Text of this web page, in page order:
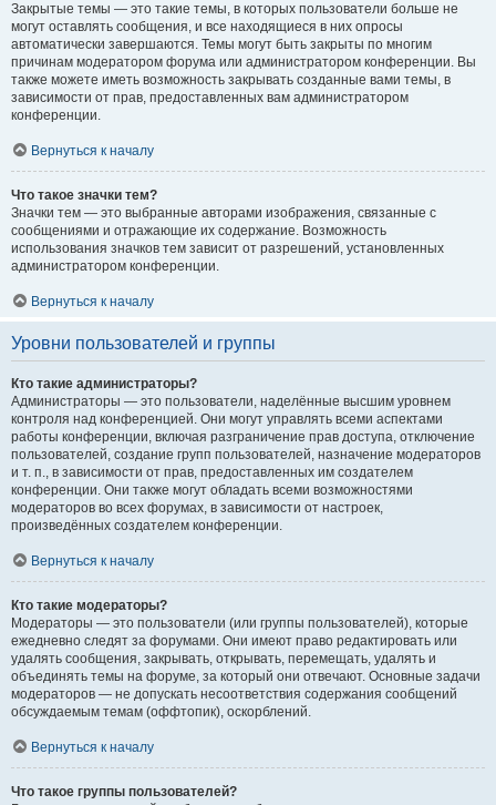
Закрытые темы — это такие темы, в которых пользователи больше не
могут оставлять сообщения, и все находящиеся в них опросы
автоматически завершаются. Темы могут быть закрыты по многим
причинам модератором форума или администратором конференции. Вы
также можете иметь возможность закрывать созданные вами темы, в
зависимости от прав, предоставленных вам администратором
конференции.
Вернуться к началу
Что такое значки тем?
Значки тем — это выбранные авторами изображения, связанные с
сообщениями и отражающие их содержание. Возможность
использования значков тем зависит от разрешений, установленных
администратором конференции.
Вернуться к началу
Уровни пользователей и группы
Кто такие администраторы?
Администраторы — это пользователи, наделённые высшим уровнем
контроля над конференцией. Они могут управлять всеми аспектами
работы конференции, включая разграничение прав доступа, отключение
пользователей, создание групп пользователей, назначение модераторов
и т. п., в зависимости от прав, предоставленных им создателем
конференции. Они также могут обладать всеми возможностями
модераторов во всех форумах, в зависимости от настроек,
произведённых создателем конференции.
Вернуться к началу
Кто такие модераторы?
Модераторы — это пользователи (или группы пользователей), которые
ежедневно следят за форумами. Они имеют право редактировать или
удалять сообщения, закрывать, открывать, перемещать, удалять и
объединять темы на форуме, за который они отвечают. Основные задачи
модераторов — не допускать несоответствия содержания сообщений
обсуждаемым темам (оффтопик), оскорблений.
Вернуться к началу
Что такое группы пользователей?